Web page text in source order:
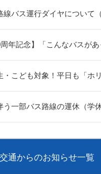
バス運行ダイヤについて（
周年記念】「こんなバスが
・こども対象！平日も「ホ
う一部バス路線の運休（学
通からのお知らせ一覧